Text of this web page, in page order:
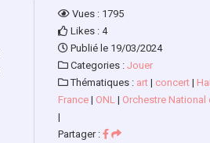
Vues : 1795
Likes : 4
Publié le 19/03/2024
Categories : Jouer
Thématiques : art | concert |
France | ONL | Orchestre National
|
Partager :